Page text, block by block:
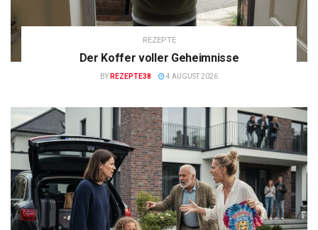
REZEPTE
Der Koffer voller Geheimnisse
BY REZEPTE38 4 AUGUST 2026